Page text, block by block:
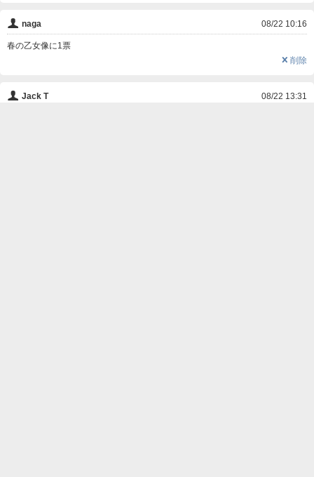
👤 naga 08/22 10:16
春の乙女像に1票
❌ 削除
👤 Jack T 08/22 13:31